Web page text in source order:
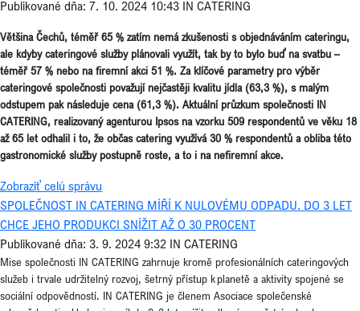
Publikované dňa: 7. 10. 2024 10:43 IN CATERING
Většina Čechů, téměř 65 % zatím nemá zkušenosti s objednáváním cateringu,
ale kdyby cateringové služby plánovali využít, tak by to bylo buď na svatbu –
téměř 57 % nebo na firemní akci 51 %. Za klíčové parametry pro výběr
cateringové společnosti považují nejčastěji kvalitu jídla (63,3 %), s malým
odstupem pak následuje cena (61,3 %). Aktuální průzkum společnosti IN
CATERING, realizovaný agenturou Ipsos na vzorku 509 respondentů ve věku 18
až 65 let odhalil i to, že občas catering využívá 30 % respondentů a obliba této
gastronomické služby postupně roste, a to i na nefiremní akce.
Zobraziť celú správu
SPOLEČNOST IN CATERING MÍŘÍ K NULOVÉMU ODPADU. DO 3 LET
CHCE JEHO PRODUKCI SNÍŽIT AŽ O 30 PROCENT
Publikované dňa: 3. 9. 2024 9:32 IN CATERING
Mise společnosti IN CATERING zahrnuje kromě profesionálních cateringových
služeb i trvale udržitelný rozvoj, šetrný přístup k planetě a aktivity spojené se
sociální odpovědností. IN CATERING je členem Asociace společenské